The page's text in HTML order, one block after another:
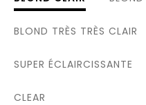
BLOND TRÈS TRÈS CLAIR
SUPER ÉCLAIRCISSANTE
CLEAR